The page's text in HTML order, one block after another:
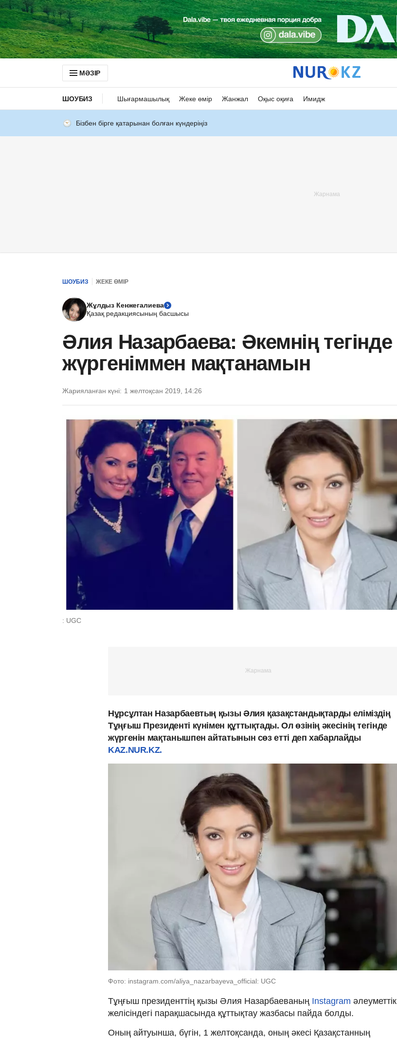
МӘЗІР
ШОУБИЗ Шығармашылық Жеке өмір Жанжал Оқыс оқиға Имидж
Бізбен бірге қатарынан болған күндеріңіз
ШОУБИЗ ЖЕКЕ ӨМІР
Жұлдыз Кенжегалиева
Қазақ редакциясының басшысы
Әлия Назарбаева: Әкемнің тегінде
жүргеніммен мақтанамын
Жарияланған күні: 1 желтоқсан 2019, 14:26
: UGC
Нұрсұлтан Назарбаевтың қызы Әлия қазақстандықтарды еліміздің
Тұңғыш Президенті күнімен құттықтады. Ол өзінің әкесінің тегінде
жүргенін мақтанышпен айтатынын сөз етті деп хабарлайды
KAZ.NUR.KZ.
Фото: instagram.com/aliya_nazarbayeva_official: UGC
Тұңғыш президенттің қызы Әлия Назарбаеваның Instagram әлеуметтік
желісіндегі парақшасында құттықтау жазбасы пайда болды.
Оның айтуынша, бүгін, 1 желтоқсанда, оның әкесі Қазақстанның